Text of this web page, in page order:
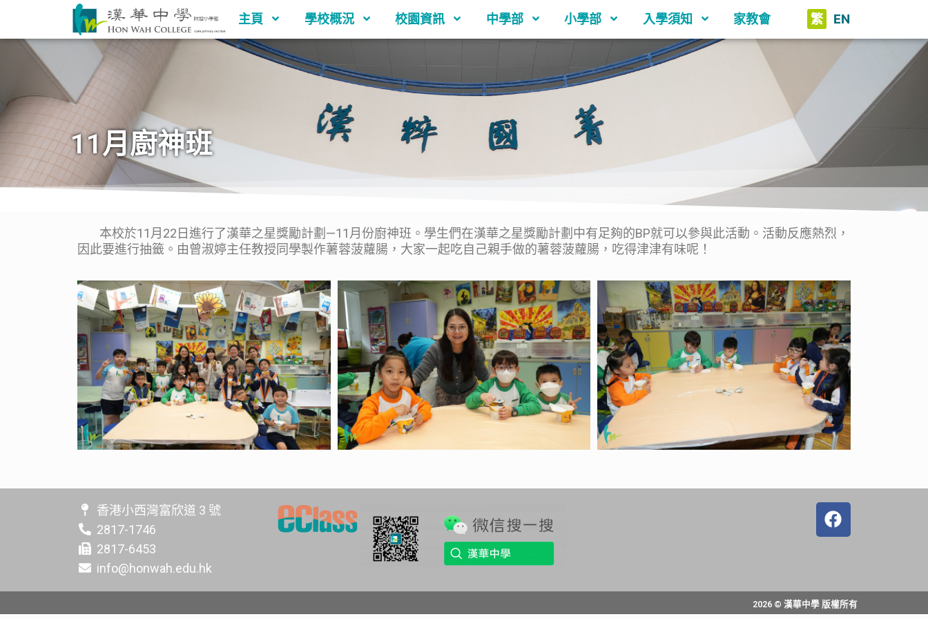
主頁 學校概況 校園資訊 中學部 小學部 入學須知 家教會 繁 EN
11月廚神班
本校於11月22日進行了漢華之星獎勵計劃—11月份廚神班。學生們在漢華之星獎勵計劃中有足夠的BP就可以參與此活動。活動反應熱烈，
因此要進行抽籤。由曾淑婷主任教授同學製作薯蓉菠蘿腸，大家一起吃自己親手做的薯蓉菠蘿腸，吃得津津有味呢！
香港小西灣富欣道 3 號
2817-1746
2817-6453
info@honwah.edu.hk
2026 © 漢華中學 版權所有